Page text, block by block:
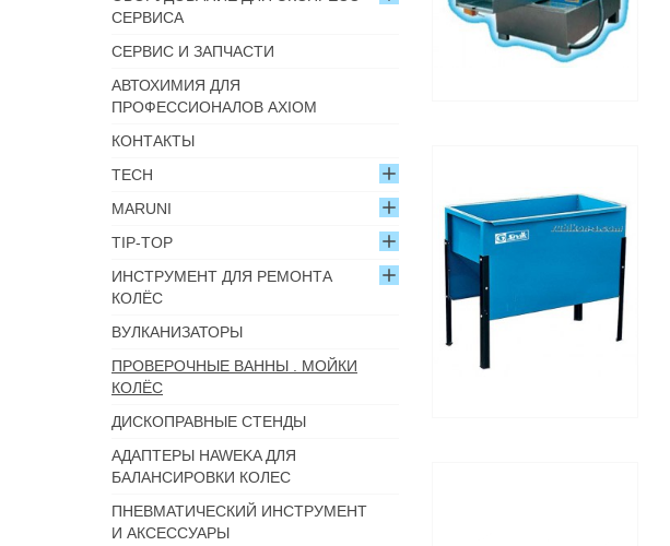
СЕРВИСА
СЕРВИС И ЗАПЧАСТИ
АВТОХИМИЯ ДЛЯ
ПРОФЕССИОНАЛОВ AXIOM
КОНТАКТЫ
TECH
MARUNI
TIP-TOP
ИНСТРУМЕНТ ДЛЯ РЕМОНТА
КОЛЁС
ВУЛКАНИЗАТОРЫ
ПРОВЕРОЧНЫЕ ВАННЫ . МОЙКИ
КОЛЁС
ДИСКОПРАВНЫЕ СТЕНДЫ
АДАПТЕРЫ HAWEKA ДЛЯ
БАЛАНСИРОВКИ КОЛЕС
ПНЕВМАТИЧЕСКИЙ ИНСТРУМЕНТ
И АКСЕССУАРЫ